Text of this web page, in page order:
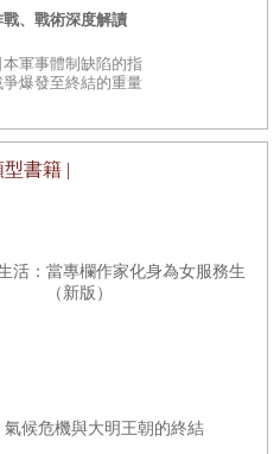
。正如許多和他們一樣的菁英同
大學，躋身國際大企業，亟欲建立
金湯匙出生，接受世界一流的教
過著富裕的生活。隨著中國成為全
15）等影視節目中，呈現出來的中
想像。他們進入美國校園讀書，竟
反映全球財富正流向中國。中國已
億萬富翁人數第二多的國家。全球
、戰術深度解讀
軍事體制缺陷的指
爆發至終結的重量
型書籍 |
活：當專欄作家化身為女服務生
（新版）
氣候危機與大明王朝的終結